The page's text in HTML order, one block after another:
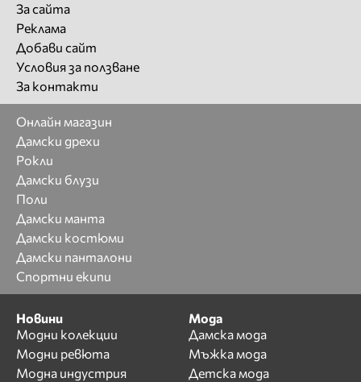
За сайта
Реклама
Добави сайт
Условия за ползване
За контакти
Онлайн магазин
Дамски дрехи
Рокли
Дамски блузи
Поли
Дамски манта
Дамски костюми
Дамски панталони
Спортни екипи
Новини
Модни колекции
Модни ревюта
Модна индустрия
Мода
Дамска мода
Мъжка мода
Детска мода